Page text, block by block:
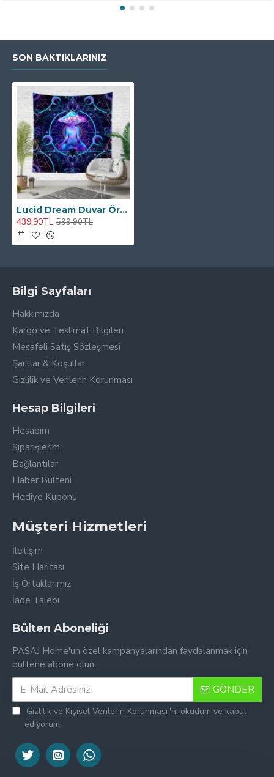
SON BAKTIKLARINIZ
Lucid Dream Duvar Örtüsü
439,90TL 599,90TL
Bilgi Sayfaları
Hakkımızda
Kargo ve Teslimat Bilgileri
Mesafeli Satış Sözleşmesi
Şartlar & Koşullar
Gizlilik ve Verilerin Korunması
Hesap Bilgileri
Hesabım
Siparişlerim
Bağlantılar
Haber Bülteni
Hediye Kuponu
Müşteri Hizmetleri
İletişim
Site Haritası
İş Ortaklarımız
İade Talebi
Bülten Aboneliği
PASAJ Home'un özel kampanyalarından faydalanmak için
bültene abone olun.
GÖNDER
Gizlilik ve Kişisel Verilerin Korunması 'ni okudum ve kabul
ediyorum.